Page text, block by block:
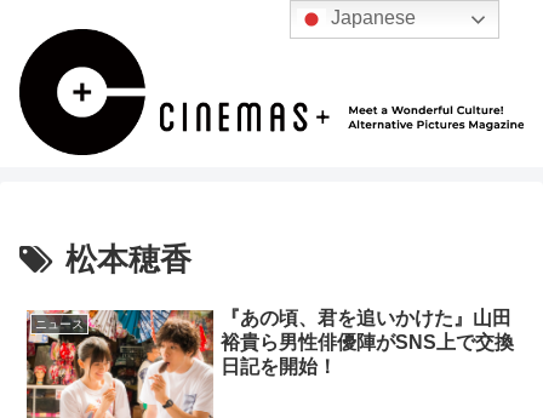
松本穂香
ニュース
『あの頃、君を追いかけた』山田
裕貴ら男性俳優陣がSNS上で交換
日記を開始！
Japanese